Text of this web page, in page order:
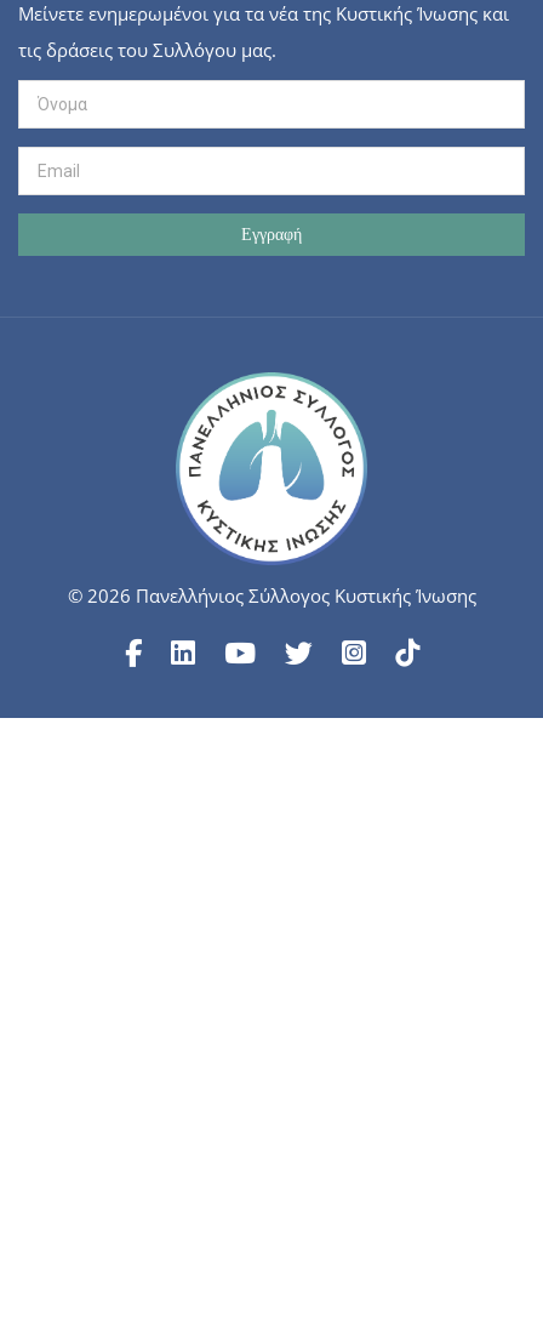
Μείνετε ενημερωμένοι για τα νέα της Κυστικής Ίνωσης και
τις δράσεις του Συλλόγου μας.
© 2026 Πανελλήνιος Σύλλογος Κυστικής Ίνωσης